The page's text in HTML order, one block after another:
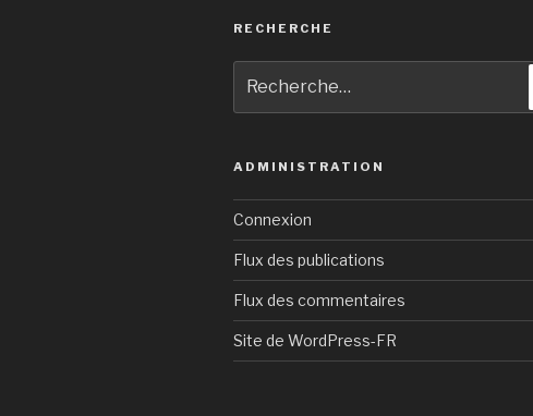
RECHERCHE
pour
:
ADMINISTRATION
Connexion
Flux des publications
Flux des commentaires
Site de WordPress-FR